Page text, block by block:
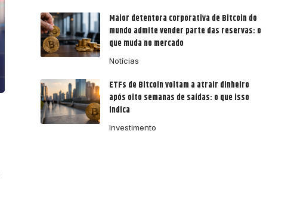
Maior detentora corporativa de Bitcoin do
mundo admite vender parte das reservas: o
que muda no mercado
Notícias
ETFs de Bitcoin voltam a atrair dinheiro
após oito semanas de saídas: o que isso
indica
Investimento